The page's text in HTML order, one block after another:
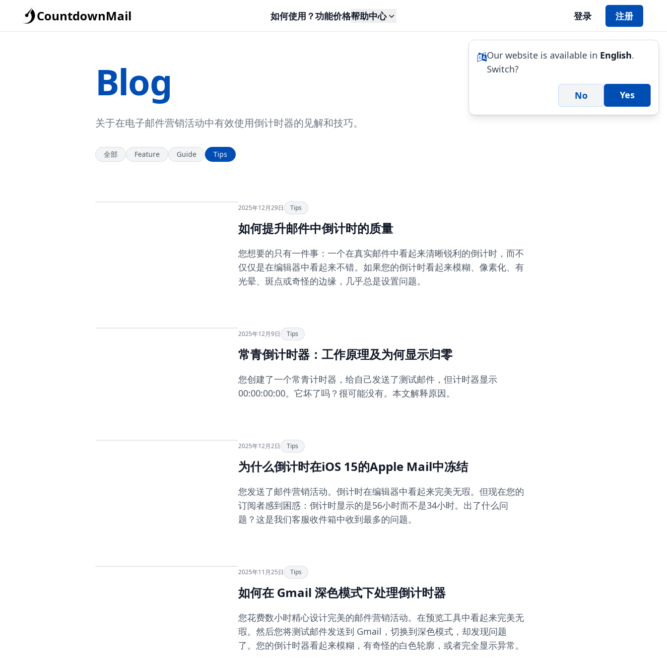
CountdownMail 如何使用？功能价格帮助中心 登录 注册
Our website is available in English.
Switch?
No Yes
Blog
关于在电子邮件营销活动中有效使用倒计时器的见解和技巧。
全部 Feature Guide Tips
2025年12月29日 Tips
如何提升邮件中倒计时的质量
您想要的只有一件事：一个在真实邮件中看起来清晰锐利的倒计时，而不
仅仅是在编辑器中看起来不错。如果您的倒计时看起来模糊、像素化、有
光晕、斑点或奇怪的边缘，几乎总是设置问题。
2025年12月9日 Tips
常青倒计时器：工作原理及为何显示归零
您创建了一个常青计时器，给自己发送了测试邮件，但计时器显示
00:00:00:00。它坏了吗？很可能没有。本文解释原因。
2025年12月2日 Tips
为什么倒计时在iOS 15的Apple Mail中冻结
您发送了邮件营销活动。倒计时在编辑器中看起来完美无瑕。但现在您的
订阅者感到困惑：倒计时显示的是56小时而不是34小时。出了什么问
题？这是我们客服收件箱中收到最多的问题。
2025年11月25日 Tips
如何在 Gmail 深色模式下处理倒计时器
您花费数小时精心设计完美的邮件营销活动。在预览工具中看起来完美无
瑕。然后您将测试邮件发送到 Gmail，切换到深色模式，却发现问题
了。您的倒计时器看起来模糊，有奇怪的白色轮廓，或者完全显示异常。